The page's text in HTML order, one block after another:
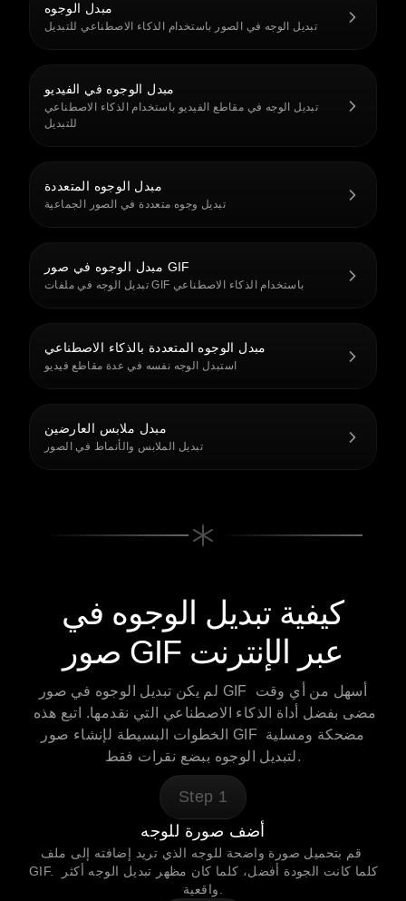
مبدل الوجوه
تبديل الوجه في الصور باستخدام الذكاء الاصطناعي للتبديل
مبدل الوجوه في الفيديو
تبديل الوجه في مقاطع الفيديو باستخدام الذكاء الاصطناعي
للتبديل
مبدل الوجوه المتعددة
تبديل وجوه متعددة في الصور الجماعية
مبدل الوجوه في صور GIF
تبديل الوجه في ملفات GIF باستخدام الذكاء الاصطناعي
مبدل الوجوه المتعددة بالذكاء الاصطناعي
استبدل الوجه نفسه في عدة مقاطع فيديو
مبدل ملابس العارضين
تبديل الملابس والأنماط في الصور
كيفية تبديل الوجوه في
صور GIF عبر الإنترنت
لم يكن تبديل الوجوه في صور GIF أسهل من أي وقت
الخطوات البسيطة لإنشاء صور GIF مضحكة ومسلية
لتبديل الوجوه ببضع نقرات فقط.
Step 1
أضف صورة للوجه
قم بتحميل صورة واضحة للوجه الذي تريد إضافته إلى ملف
GIF. كلما كانت الجودة أفضل، كلما كان مظهر تبديل الوجه أكثر